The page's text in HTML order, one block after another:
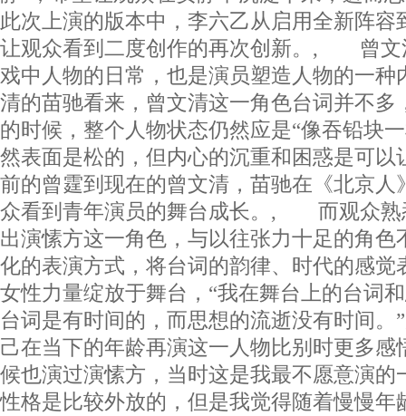
此次上演的版本中，李六乙从启用全新阵容
让观众看到二度创作的再次创新。, 曾文
戏中人物的日常，也是演员塑造人物的一种
清的苗驰看来，曾文清这一角色台词并不多
的时候，整个人物状态仍然应是“像吞铅块
然表面是松的，但内心的沉重和困惑是可以
前的曾霆到现在的曾文清，苗驰在《北京人
众看到青年演员的舞台成长。, 而观众熟
出演愫方这一角色，与以往张力十足的角色
化的表演方式，将台词的韵律、时代的感觉
女性力量绽放于舞台，“我在舞台上的台词
台词是有时间的，而思想的流逝没有时间。
己在当下的年龄再演这一人物比别时更多感
候也演过演愫方，当时这是我最不愿意演的
性格是比较外放的，但是我觉得随着慢慢年